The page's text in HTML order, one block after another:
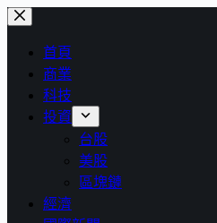
跳
首頁
商業
科技
投資
台股
美股
區塊鏈
經濟